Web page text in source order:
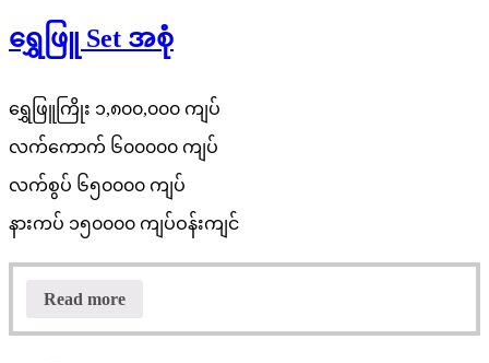
ရွှေဖြူ Set အစုံ
ရွှေဖြူကြိုး ၁,၈၀၀,၀၀၀ ကျပ်
လက်ကောက် ၆၀၀၀၀၀ ကျပ်
လက်စွပ် ၆၅၀၀၀၀ ကျပ်
နားကပ် ၁၅၀၀၀၀ ကျပ်ဝန်းကျင်
Read more